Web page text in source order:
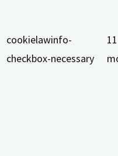
cookielawinfo-
checkbox-necessary
11